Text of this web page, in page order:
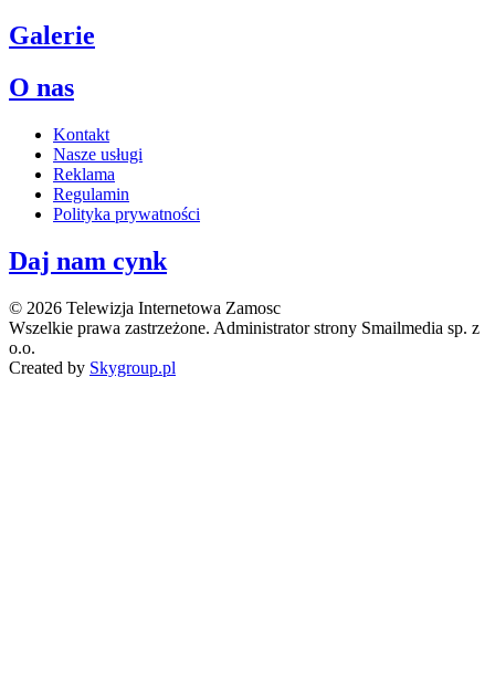
Galerie
O nas
Kontakt
Nasze usługi
Reklama
Regulamin
Polityka prywatności
Daj nam cynk
© 2026 Telewizja Internetowa Zamosc
Wszelkie prawa zastrzeżone. Administrator strony Smailmedia sp. z
o.o.
Created by Skygroup.pl